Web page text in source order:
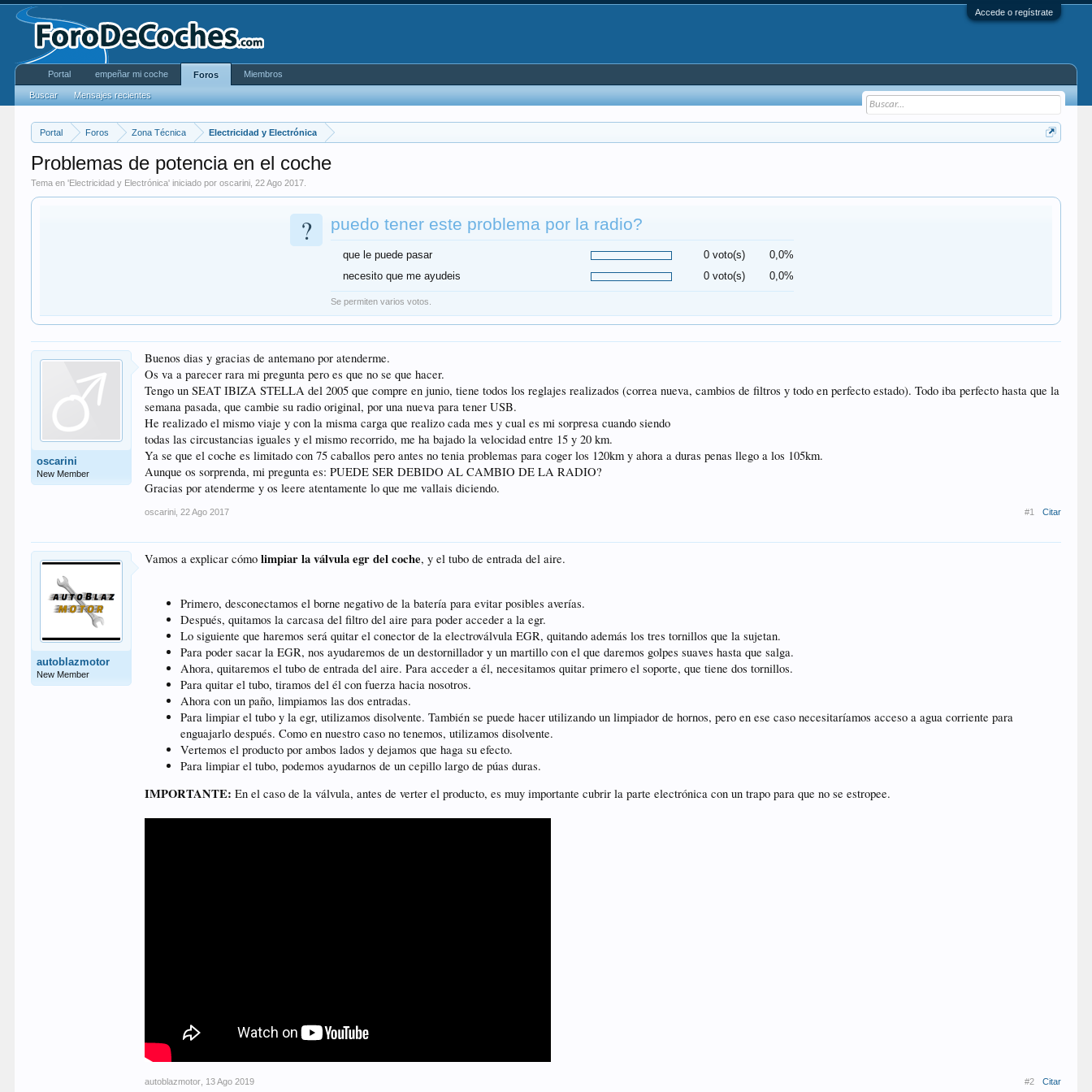
Accede o regístrate
Portal Foros Zona Técnica Electricidad y Electrónica
Problemas de potencia en el coche
Tema en 'Electricidad y Electrónica' iniciado poroscarini ,22 Ago 2017
? puedo tener este problema por la radio?
que le puede pasar 0 voto(s)
0,0%
necesito que me ayudeis
0 voto(s) 0,0%
Se permiten varios votos.
oscarini
New Member
Buenos dias y gracias de antemano por atenderme.
Os va a parecer rara mi pregunta pero es que no se que hacer.
Tengo un SEAT IBIZA STELLA del 2005 que compre en junio, tiene todos los reglajes realizados (correa nueva, cambios de filtros y todo en perfecto estado). Todo iba perfecto hasta que la
semana pasada, que cambie su radio original, por una nueva para tener USB.
He realizado el mismo viaje y con la misma carga que realizo cada mes y cual es mi sorpresa cuando siendo
todas las circustancias iguales y el mismo recorrido, me ha bajado la velocidad entre 15 y 20 km.
Ya se que el coche es limitado con 75 caballos pero antes no tenia problemas para coger los 120km y ahora a duras penas llego a los 105km.
Aunque os sorprenda, mi pregunta es: PUEDE SER DEBIDO AL CAMBIO DE LA RADIO?
Gracias por atenderme y os leere atentamente lo que me vallais diciendo.
oscarini 22 Ago 2017 #1 Citar
autoblazmotor
New Member
Vamos a explicar cómolimpiar la válvula egr del coche, y el tubo de entrada del aire.
Primero, desconectamos el borne negativo de la batería para evitar posibles averías.
Después, quitamos la carcasa del filtro del aire para poder acceder a la egr.
Lo siguiente que haremos será quitar el conector de la electroválvula EGR, quitando además los tres tornillos que la sujetan.
Para poder sacar la EGR, nos ayudaremos de un destornillador y un martillo con el que daremos golpes suaves hasta que salga.
Ahora, quitaremos el tubo de entrada del aire. Para acceder a él, necesitamos quitar primero el soporte, que tiene dos tornillos.
Para quitar el tubo, tiramos del él con fuerza hacia nosotros.
Ahora con un paño, limpiamos las dos entradas.
Para limpiar el tubo y la egr, utilizamos disolvente. También se puede hacer utilizando un limpiador de hornos, pero en ese caso necesitaríamos acceso a agua corriente para
enguajarlo después. Como en nuestro caso no tenemos, utilizamos disolvente.
Vertemos el producto por ambos lados y dejamos que haga su efecto.
Para limpiar el tubo, podemos ayudarnos de un cepillo largo de púas duras.
IMPORTANTE: En el caso de la válvula, antes de verter el producto, es muy importante cubrir la parte electrónica con un trapo para que no se estropee.
autoblazmotor 13 Ago 2019 #2 Citar
Portal empeñar mi coche Foros
Buscar Mensajes recientes
Miembros